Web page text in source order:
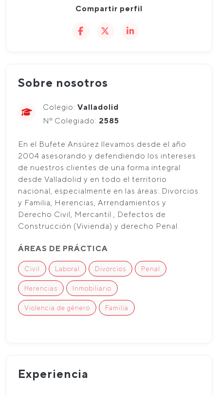
Compartir perfil
Sobre nosotros
Colegio: Valladolid
Nº Colegiado: 2585
En el Bufete Ansúrez llevamos desde el año
2004 asesorando y defendiendo los intereses
de nuestros clientes de una forma integral
desde Valladolid y en todo el territorio
nacional, especialmente en las áreas: Divorcios
y Familia, Herencias, Arrendamientos y
Derecho Civil, Mercantil , Defectos de
Construcción (Vivienda) y derecho Penal.
ÁREAS DE PRÁCTICA
Civil Laboral Divorcios Penal
Herencias Inmobiliario
Violencia de género Familia
Experiencia